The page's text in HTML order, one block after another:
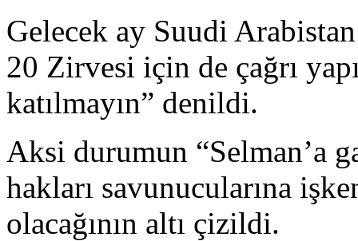
Gelecek ay Suudi
20 Zirvesi için de çağrı
katılmayın” denildi.
Aksi durumun “Selman’a
hakları savunucularına
olacağının altı çizildi.